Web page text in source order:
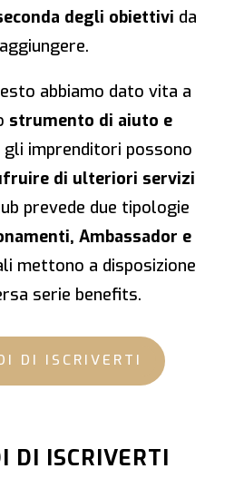
degli obiettivi da
abbiamo dato vita a
strumento di aiuto e
gli imprenditori possono
di ulteriori servizi
prevede due tipologie
Ambassador e
mettono a disposizione
serie benefits.
DI ISCRIVERTI
DI ISCRIVERTI